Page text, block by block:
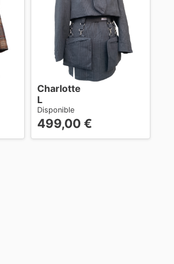
Charlotte
L
Disponible
499,00 €